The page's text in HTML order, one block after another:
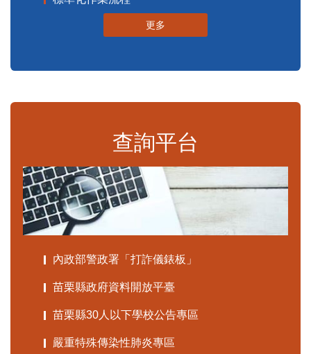
更多
查詢平台
內政部警政署「打詐儀錶板」
苗栗縣政府資料開放平臺
苗栗縣30人以下學校公告專區
嚴重特殊傳染性肺炎專區